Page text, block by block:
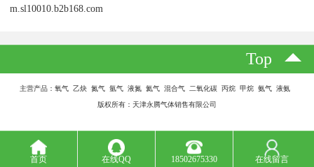
m.sl10010.b2b168.com
Top
主营产品：氧气 乙炔 氮气 氩气 液氮 氦气 混合气 二氧化碳 丙烷 甲烷 氨气 液氨
版权所有：天津永腾气体销售有限公司
首页 在线QQ 18502675330 在线留言